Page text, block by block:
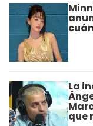
La
que